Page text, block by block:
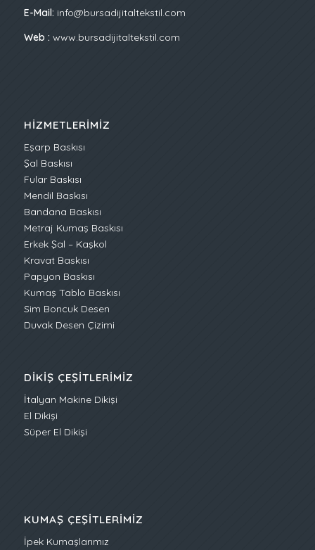
E-Mail: info@bursadijitaltekstil.com
Web : www.bursadijitaltekstil.com
HIZMETLERIMIZ
Eşarp Baskısı
Şal Baskısı
Fular Baskısı
Mendil Baskısı
Bandana Baskısı
Metraj Kumaş Baskısı
Erkek Şal – Kaşkol
Kravat Baskısı
Papyon Baskısı
Kumaş Tablo Baskısı
Sim Boncuk Desen
Duvak Desen Çizimi
DIKIŞ ÇEŞITLERIMIZ
İtalyan Makine Dikişi
El Dikişi
Süper El Dikişi
KUMAŞ ÇEŞITLERIMIZ
İpek Kumaşlarımız